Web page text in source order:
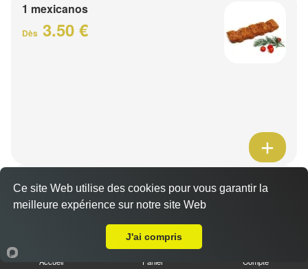
1 mexicanos
Dès 3.50 €
Barquette de viande
Dès7.50 €
1 viande au choix
Accueil Panier Compte
Ce site Web utilise des cookies pour vous garantir la
meilleure expérience sur notre site Web
J'ai compris